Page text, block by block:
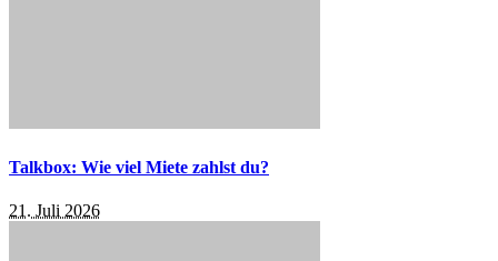
Talkbox: Wie viel Miete zahlst du?
21. Juli 2026